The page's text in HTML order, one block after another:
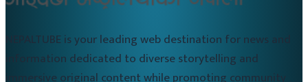
NEPALTUBE is your leading web destination for news and
information dedicated to diverse storytelling and
immersive original content while promoting community